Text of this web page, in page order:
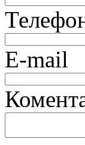
E-mail